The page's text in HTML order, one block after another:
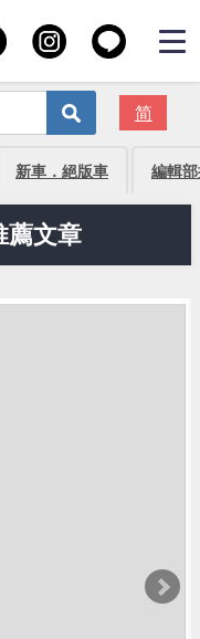
简
新車．絕版車 編輯
薦文章